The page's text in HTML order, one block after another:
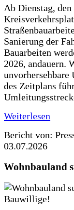
Ab Dienstag,
Sanierung der
Bauarbeiten
2026, andauern.
unvorhersehbare
des Zeitplans
Weiterlesen
Bericht von:
03.07.2026
Wohnbauland